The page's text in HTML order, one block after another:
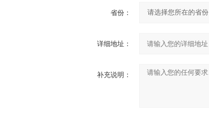
省份：
详细地址：
补充说明：